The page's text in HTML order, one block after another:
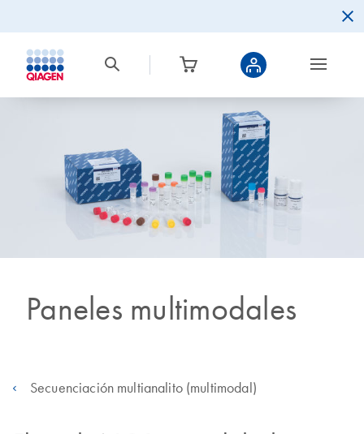
Paneles multimodales
Secuenciación multianalito (multimodal)